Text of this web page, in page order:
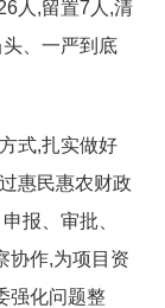
人,留置7人,清
、一严到底
式,扎实做好
惠民惠农财政
报、审批、
协作,为项目资
强化问题整